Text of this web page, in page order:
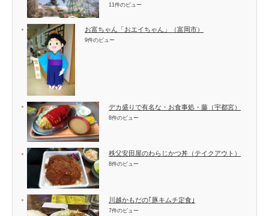
11件のビュー
お富ちゃん「おエイちゃん」（富岡市）
9件のビュー
デカ盛りで有名な・お食事処・藤（宇都宮）
8件のビュー
秩父安田屋のわらじかつ丼（テイクアウト）
8件のビュー
川越かもだの｢豚キムチ定食｣
7件のビュー